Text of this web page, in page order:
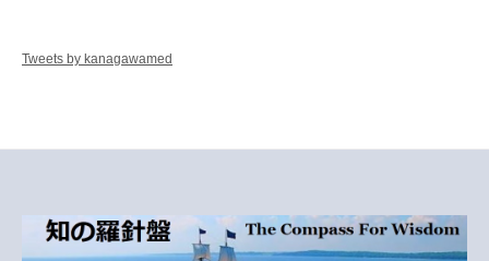
Tweets by kanagawamed